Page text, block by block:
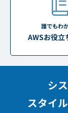
誰でもわ
AWSお役立
シ
スタイ